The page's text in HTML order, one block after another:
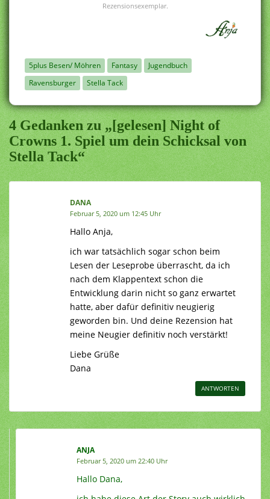
Rezensionsexemplar.
5plus Besen/ Möhren Fantasy
Jugendbuch
Ravensburger
Stella Tack
4 Gedanken zu „[gelesen] Night of
Crowns 1. Spiel um dein Schicksal von
Stella Tack“
DANA
Februar 5, 2020 um 12:45 Uhr
Hallo Anja,
ich war tatsächlich sogar schon beim
Lesen der Leseprobe überrascht, da ich
nach dem Klappentext schon die
Entwicklung darin nicht so ganz erwartet
hatte, aber dafür definitiv neugierig
geworden bin. Und deine Rezension hat
meine Neugier definitiv noch verstärkt!
Liebe Grüße
Dana
ANTWORTEN
ANJA
Februar 5, 2020 um 22:40 Uhr
Hallo Dana,